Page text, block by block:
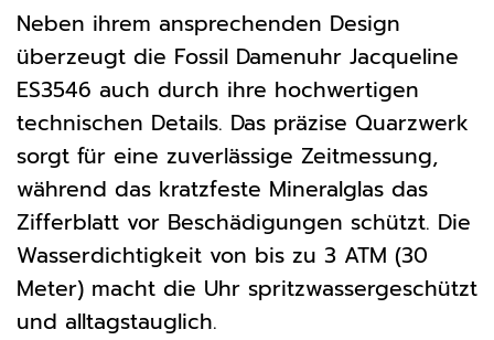
Neben ihrem ansprechenden Design
überzeugt die Fossil Damenuhr Jacqueline
ES3546 auch durch ihre hochwertigen
technischen Details. Das präzise Quarzwerk
sorgt für eine zuverlässige Zeitmessung,
während das kratzfeste Mineralglas das
Zifferblatt vor Beschädigungen schützt. Die
Wasserdichtigkeit von bis zu 3 ATM (30
Meter) macht die Uhr spritzwassergeschützt
und alltagstauglich.